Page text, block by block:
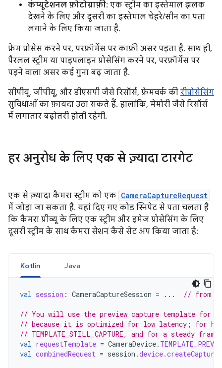
कंप्यूटेशनल फ़ोटोग्राफ़ी: एक स्ट्रीम का इस्तेमाल झलक
देखने के लिए और दूसरी का इस्तेमाल चेहरे/सीन का पता
लगाने के लिए किया जाता है.
फ़्रेम प्रोसेस करने पर, परफ़ॉर्मेंस पर काफ़ी असर पड़ता है. साथ ही,
पैरलल स्ट्रीम या पाइपलाइन प्रोसेसिंग करने पर, परफ़ॉर्मेंस पर
पड़ने वाला असर कई गुना बढ़ जाता है.
सीपीयू, जीपीयू, और डीएसपी जैसे रिसॉर्स, फ़्रेमवर्क की रीप्रोसेसिंग
सुविधाओं का फ़ायदा उठा सकते हैं. हालांकि, मेमोरी जैसे रिसॉर्स
में लगातार बढ़ोतरी होती रहेगी.
हर अनुरोध के लिए एक से ज़्यादा टारगेट
एक से ज़्यादा कैमरा स्ट्रीम को एक CameraCaptureRequest
में जोड़ा जा सकता है. यहां दिए गए कोड स्निपेट से पता चलता है
कि कैमरा प्रीव्यू के लिए एक स्ट्रीम और इमेज प्रोसेसिंग के लिए
दूसरी स्ट्रीम के साथ कैमरा सेशन कैसे सेट अप किया जाता है:
Kotlin Java
val session : CameraCaptureSession = ... // from
// You will use the preview capture template for
// because it is optimized for low latency; for
// TEMPLATE_STILL_CAPTURE, and for a steady frame
val requestTemplate = CameraDevice.
val combinedRequest = session .device.